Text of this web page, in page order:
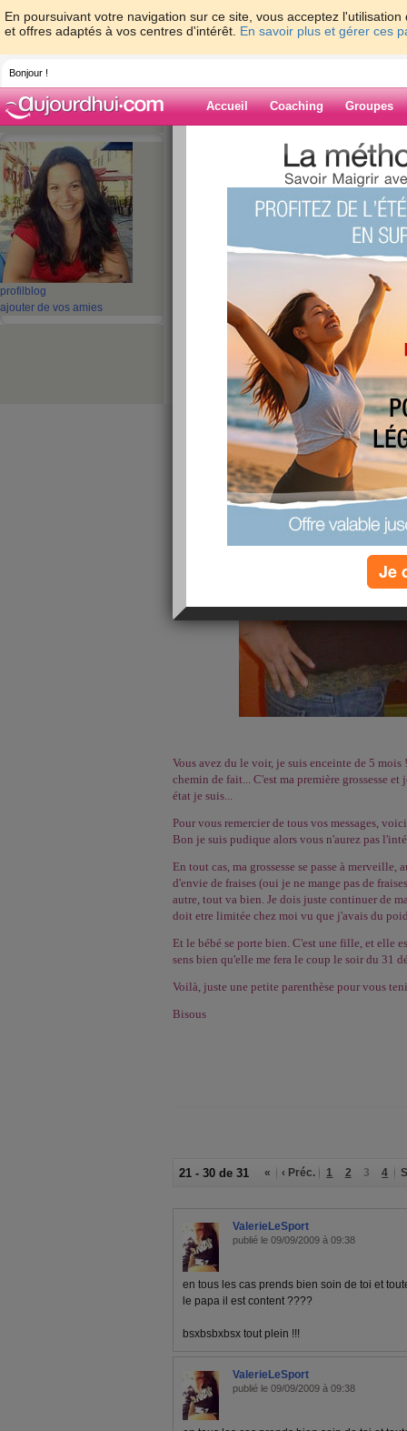
En poursuivant votre navigation sur ce site, vous acceptez
et offres adaptés à vos centres d'intérêt. En savoir plus et gérer ces
Bonjour !
Accueil Coaching Groupes
profil blog
ajouter de vos amies
> > Et le
Blog de
Et le bébé sera...
Vous avez du le voir, je suis enceinte de 5
chemin de fait... C'est ma première grossesse
état je suis...
Pour vous remercier de tous vos messages,
Bon je suis pudique alors vous n'aurez pas
En tout cas, ma grossesse se passe à merveille,
d'envie de fraises (oui je ne mange pas de
autre, tout va bien. Je dois juste continuer de
doit etre limitée chez moi vu que j'avais du
Et le bébé se porte bien. C'est une fille, et elle
sens bien qu'elle me fera le coup le soir du 31
Voilà, juste une petite parenthèse pour vous
Bisous
21 - 30 de 31 « ‹ Préc. 1 2 3 4
ValerieLeSport
publié le 09/09/2009 à 09:38
en tous les cas prends bien soin de toi et
le papa il est content ????
bsxbsbxbsx tout plein !!!
ValerieLeSport
publié le 09/09/2009 à 09:38
Je